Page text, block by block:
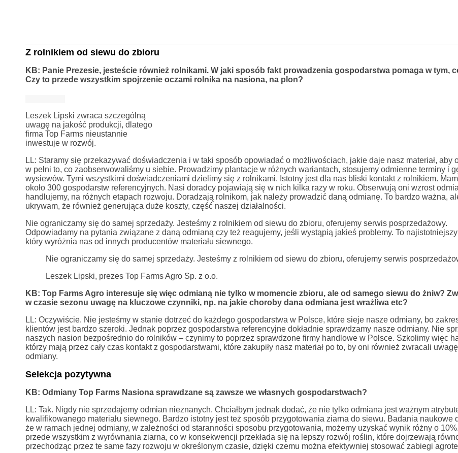
Z rolnikiem od siewu do zbioru
KB: Panie Prezesie, jesteście również rolnikami. W jaki sposób fakt prowadzenia gospodarstwa pomaga w tym,
Czy to przede wszystkim spojrzenie oczami rolnika na nasiona, na plon?
Leszek Lipski zwraca szczególną
uwagę na jakość produkcji, dlatego
firma Top Farms nieustannie
inwestuje w rozwój.
LL: Staramy się przekazywać doświadczenia i w taki sposób opowiadać o możliwościach, jakie daje nasz materiał, aby
w pełni to, co zaobserwowaliśmy u siebie. Prowadzimy plantacje w różnych wariantach, stosujemy odmienne terminy i
wysiewów. Tymi wszystkimi doświadczeniami dzielimy się z rolnikami. Istotny jest dla nas bliski kontakt z rolnikiem.
około 300 gospodarstw referencyjnych. Nasi doradcy pojawiają się w nich kilka razy w roku. Obserwują oni wzrost
handlujemy, na różnych etapach rozwoju. Doradzają rolnikom, jak należy prowadzić daną odmianę. To bardzo ważna,
ukrywam, że również generująca duże koszty, część naszej działalności.
Nie ograniczamy się do samej sprzedaży. Jesteśmy z rolnikiem od siewu do zbioru, oferujemy serwis posprzedażowy.
Odpowiadamy na pytania związane z daną odmianą czy też reagujemy, jeśli wystąpią jakieś problemy. To
który wyróżnia nas od innych producentów materiału siewnego.
Nie ograniczamy się do samej sprzedaży. Jesteśmy z rolnikiem od siewu do zbioru, oferujemy serwis
Leszek Lipski, prezes Top Farms Agro Sp. z o.o.
KB: Top Farms Agro interesuje się więc odmianą nie tylko w momencie zbioru, ale od samego siewu do żniw?
w czasie sezonu uwagę na kluczowe czynniki, np. na jakie choroby dana odmiana jest wrażliwa etc?
LL: Oczywiście. Nie jesteśmy w stanie dotrzeć do każdego gospodarstwa w Polsce, które sieje nasze odmiany, bo
klientów jest bardzo szeroki. Jednak poprzez gospodarstwa referencyjne dokładnie sprawdzamy nasze odmiany. Nie
naszych nasion bezpośrednio do rolników – czynimy to poprzez sprawdzone firmy handlowe w Polsce. Szkolimy więc
którzy mają przez cały czas kontakt z gospodarstwami, które zakupiły nasz materiał po to, by oni również zwracali
odmiany.
Selekcja pozytywna
KB: Odmiany Top Farms Nasiona sprawdzane są zawsze we własnych gospodarstwach?
LL: Tak. Nigdy nie sprzedajemy odmian nieznanych. Chciałbym jednak dodać, że nie tylko odmiana jest ważnym
kwalifikowanego materiału siewnego. Bardzo istotny jest też sposób przygotowania ziarna do siewu. Badania naukowe
że w ramach jednej odmiany, w zależności od staranności sposobu przygotowania, możemy uzyskać wynik różny o
przede wszystkim z wyrównania ziarna, co w konsekwencji przekłada się na lepszy rozwój roślin, które dojrzewają
przechodząc przez te same fazy rozwoju w określonym czasie, dzięki czemu można efektywniej stosować zabiegi